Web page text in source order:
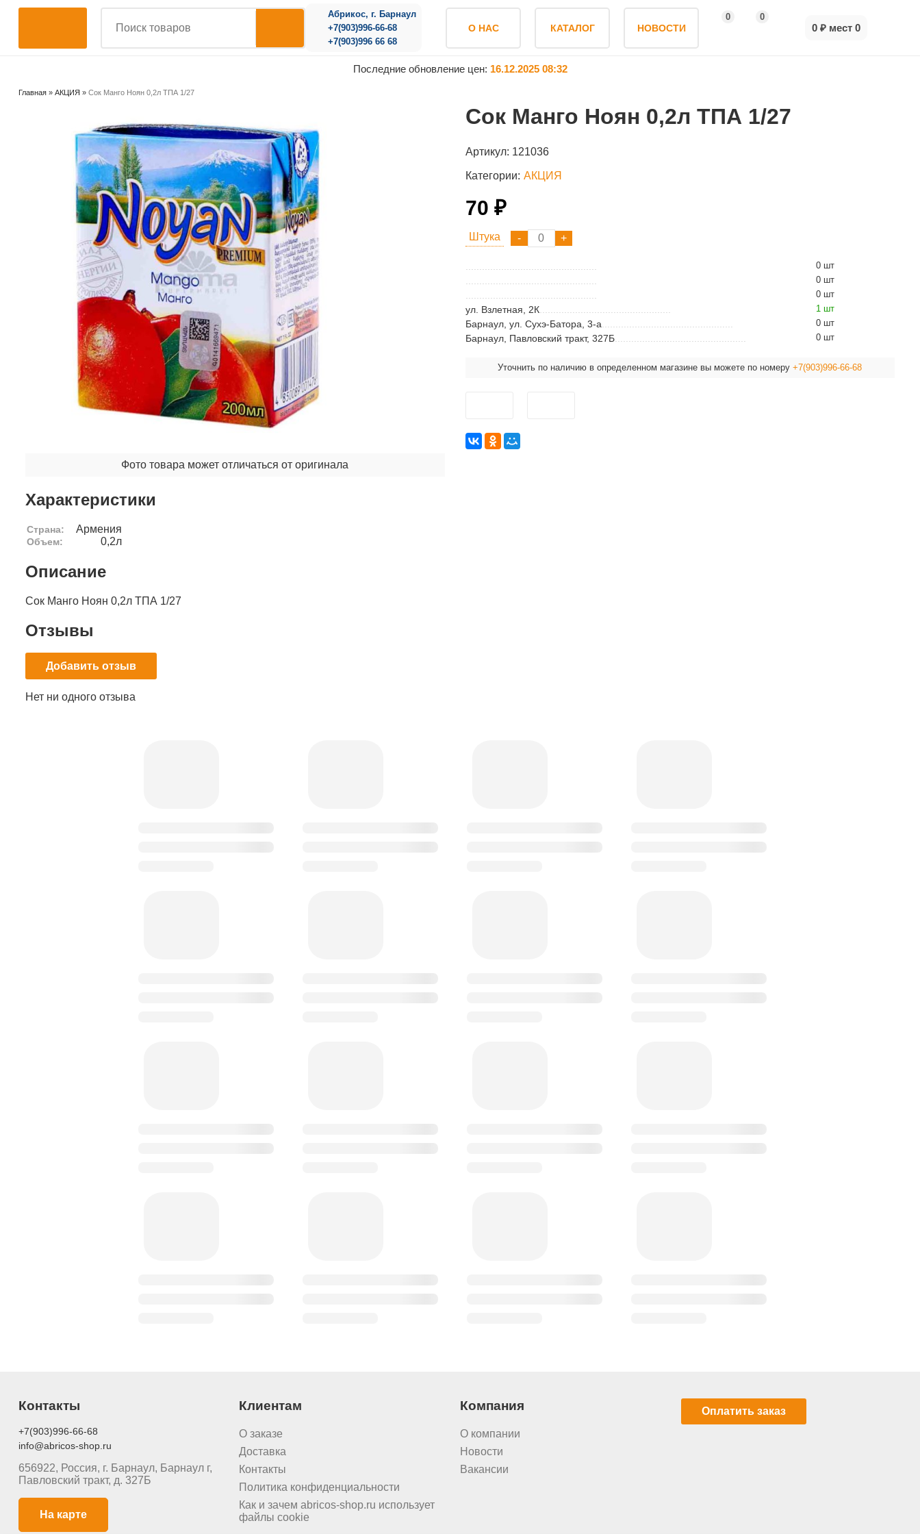
Абрикос, г. Барнаул
+7(903)996-66-68
+7(903)996 66 68
О НАС КАТАЛОГ НОВОСТИ
0 0
0 ₽ мест0
Последние обновление цен: 16.12.2025 08:32
Главная» АКЦИЯ » Сок Манго Ноян 0,2л ТПА 1/27
Фото товара может отличаться от оригинала
Сок Манго Ноян 0,2л ТПА 1/27
Артикул: 121036
Категории: АКЦИЯ
70 ₽
Штука
0 шт
0 шт
0 шт
ул. Взлетная, 2К 1 шт
Барнаул, ул. Сухэ-Батора, 3-а 0 шт
Барнаул, Павловский тракт, 327Б 0 шт
Уточнить по наличию в определенном магазине вы можете по номеру+7(903)996-66-68
Характеристики
Страна: Армения
Объем: 0,2л
Описание
Сок Манго Ноян 0,2л ТПА 1/27
Отзывы
Добавить отзыв
Нет ни одного отзыва
Контакты
+7(903)996-66-68
info@abricos-shop.ru
656922, Россия, г. Барнаул, Барнаул г,
Павловский тракт, д. 327Б
На карте
Клиентам
О заказе
Доставка
Контакты
Политика конфиденциальности
Как и зачем abricos-shop.ru использует
файлы cookie
Компания
О компании
Новости
Вакансии
Оплатить заказ